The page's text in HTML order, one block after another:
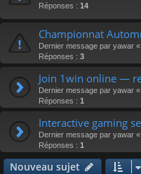
Réponses : 14
Championnat
Dernier message par yawar «
Réponses : 3
Join 1win online —
Dernier message par yawar «
Réponses : 1
Interactive gaming
Dernier message par yawar «
Réponses : 1
Nouveau sujet